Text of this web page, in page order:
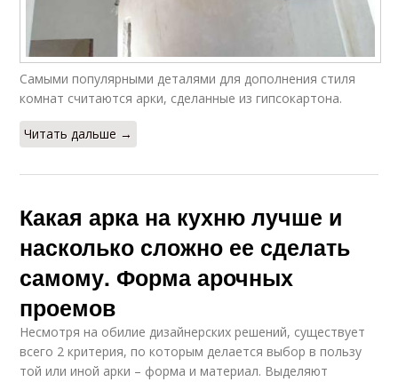
Самыми популярными деталями для дополнения стиля
комнат считаются арки, сделанные из гипсокартона.
Читать дальше →
Какая арка на кухню лучше и
насколько сложно ее сделать
самому. Форма арочных
проемов
Несмотря на обилие дизайнерских решений, существует
всего 2 критерия, по которым делается выбор в пользу
той или иной арки – форма и материал. Выделяют